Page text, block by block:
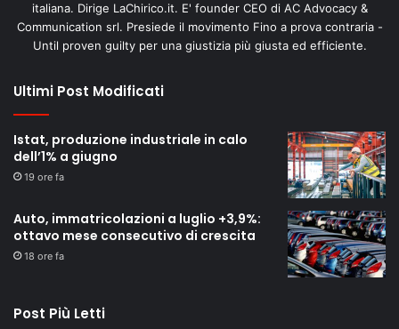
italiana. Dirige LaChirico.it. E' founder CEO di AC Advocacy &
Communication srl. Presiede il movimento Fino a prova contraria -
Until proven guilty per una giustizia più giusta ed efficiente.
Ultimi Post Modificati
Istat, produzione industriale in calo
dell’1% a giugno
19 ore fa
Auto, immatricolazioni a luglio +3,9%:
ottavo mese consecutivo di crescita
18 ore fa
Post Più Letti